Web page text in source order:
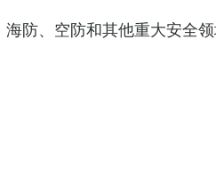
防、空防和其他重大安全